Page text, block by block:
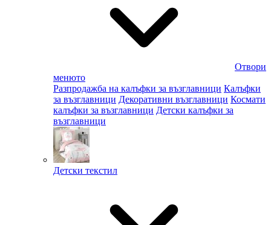
Отвори
менюто
Разпродажба на калъфки за възглавници Калъфки
за възглавници Декоративни възглавници Космати
калъфки за възглавници Детски калъфки за
възглавници
Детски текстил